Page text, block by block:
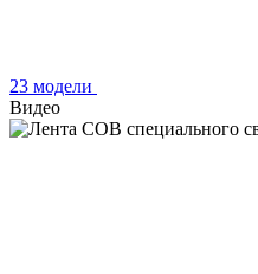
23 модели
Видео